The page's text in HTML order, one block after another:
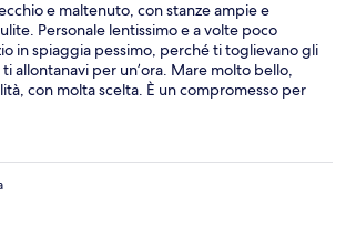
e maltenuto, con stanze ampie e
Personale lentissimo e a volte poco
in spiaggia pessimo, perché ti toglievano gli
allontanavi per un’ora. Mare molto bello,
con molta scelta. È un compromesso per
tanto, ma essere davanti ad una bella